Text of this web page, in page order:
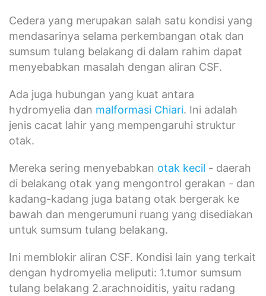
Cedera yang merupakan salah satu kondisi yang
mendasarinya selama perkembangan otak dan
sumsum tulang belakang di dalam rahim dapat
menyebabkan masalah dengan aliran CSF.
Ada juga hubungan yang kuat antara
hydromyelia dan malformasi Chiari. Ini adalah
jenis cacat lahir yang mempengaruhi struktur
otak.
Mereka sering menyebabkan otak kecil - daerah
di belakang otak yang mengontrol gerakan - dan
kadang-kadang juga batang otak bergerak ke
bawah dan mengerumuni ruang yang disediakan
untuk sumsum tulang belakang.
Ini memblokir aliran CSF. Kondisi lain yang terkait
dengan hydromyelia meliputi: 1.tumor sumsum
tulang belakang 2.arachnoiditis, yaitu radang